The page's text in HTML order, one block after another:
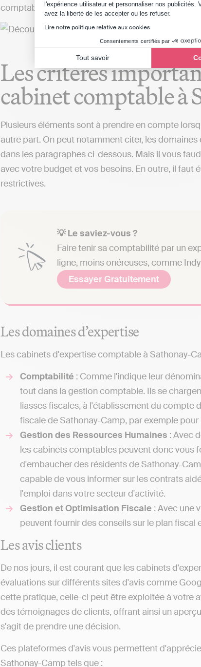
l'expérience utilisateur et personnaliser nos publicités.
avez la liberté de les accepter ou les refuser.
Lire notre politique relative aux cookies
Consentements certifiés par
Tout savoir
Axeptio consent
comptable, (implanté à Sathonay-Camp ou
Les critères
cabinet comptable à
Plusieurs éléments sont à prendre en compte
autre part. On peut notamment citer, les
dans les paragraphes ci-dessous. Mais il vous
avec votre budget et vos besoins. En outre, il faut
restrictives.
💡 Le saviez-vous ?
Faire tenir sa comptabilité par un
ligne, moins onéreuses, comme
Essayer Gratuitement
Les domaines d’expertise
Les cabinets d'expertise comptable à Sathonay-
Comptabilité : Comme l'indique leur
tout dans la gestion comptable. Ils se
liasses fiscales, à l'établissement du
fiscale de Sathonay-Camp, par exemple pour
Gestion des Ressources Humaines : Avec
les cabinets comptables peuvent donc vous
d'embaucher des résidents de Sathonay-
capable de vous informer sur les contrats
l'emploi dans votre secteur d'activité.
Gestion et Optimisation Fiscale : Avec une
peuvent fournir des conseils sur le plan
Les avis clients
De nos jours, il est courant que les cabinets
évaluations sur différents sites d'avis comme
cette pratique, celle-ci peut être exploitée à votre
des témoignages de clients, offrant ainsi un
s'agit de prendre une décision.
Ces plateformes d'avis vous permettent
Sathonay-Camp tels que :